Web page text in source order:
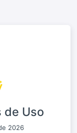
de Uso
2026